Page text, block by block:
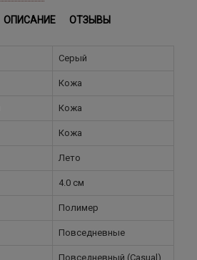
ОПИСАНИЕ ОТЗЫВЫ
Серый
Кожа
Кожа
Кожа
Лето
4.0 см
Полимер
Повседневные
Повседневный (Casual)